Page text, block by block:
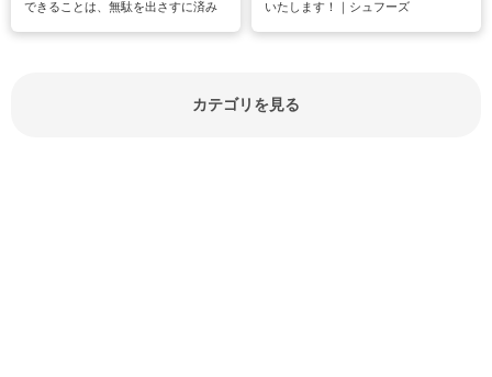
できることは、無駄を出さすに済み
いたします！｜シュフーズ
カテゴリを見る